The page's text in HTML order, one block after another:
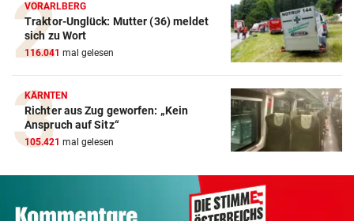
VORARLBERG
Traktor-Unglück: Mutter (36) meldet
sich zu Wort
116.041 mal gelesen
KÄRNTEN
Richter aus Zug geworfen: „Kein
Anspruch auf Sitz“
105.421 mal gelesen